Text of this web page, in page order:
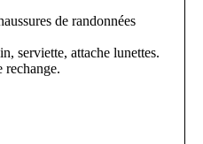
de randonnées
serviette, attache lunettes.
rechange.